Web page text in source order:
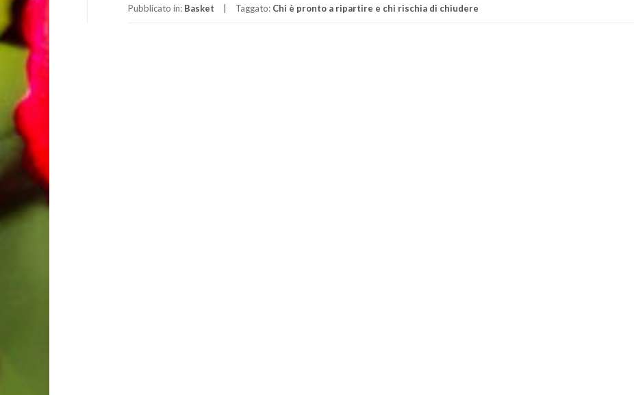
Pubblicato in: Basket Taggato: Chi è pronto a ripartire e chi rischia di chiudere